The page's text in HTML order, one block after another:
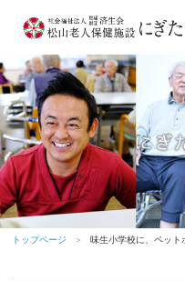
トップページ ＞ 味生小学校に、ペット